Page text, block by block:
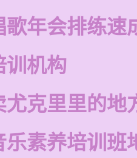
歌年会排练速
训机构
尤克里里的地
乐素养培训班